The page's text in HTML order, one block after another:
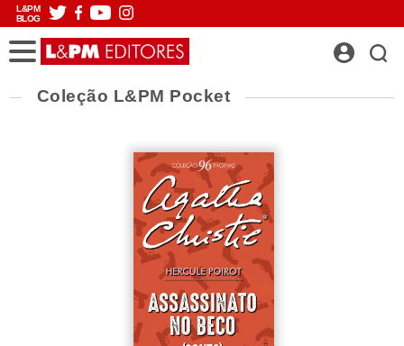
L&PM
BLOG
Coleção L&PM Pocket